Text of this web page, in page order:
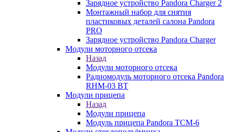
Зарядное устройство Pandora Charger 2
Монтажный набор для снятия
пластиковых деталей салона Pandora
PRO
Зарядное устройство Pandora Charger
Модули моторного отсека
Назад
Модули моторного отсека
Радиомодуль моторного отсека Pandora
RHM-03 BT
Модули прицепа
Назад
Модули прицепа
Модуль прицепа Pandora TCM-6